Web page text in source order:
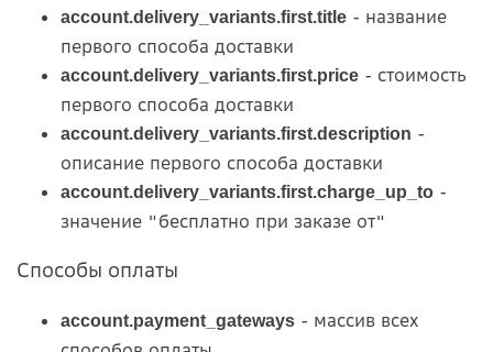
account.delivery_variants.first.title - название
первого способа доставки
account.delivery_variants.first.price - стоимость
первого способа доставки
account.delivery_variants.first.description -
описание первого способа доставки
account.delivery_variants.first.charge_up_to -
значение "бесплатно при заказе от"
Способы оплаты
account.payment_gateways - массив всех